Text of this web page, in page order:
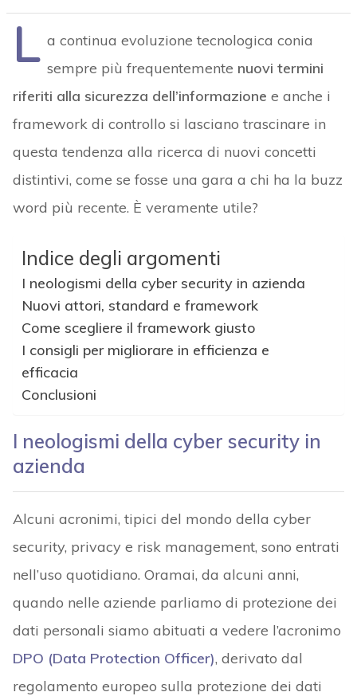
L a continua evoluzione tecnologica conia
sempre più frequentemente nuovi termini
riferiti alla sicurezza dell’informazione e anche i
framework di controllo si lasciano trascinare in
questa tendenza alla ricerca di nuovi concetti
distintivi, come se fosse una gara a chi ha la buzz
word più recente. È veramente utile?
Indice degli argomenti
I neologismi della cyber security in azienda
Nuovi attori, standard e framework
Come scegliere il framework giusto
I consigli per migliorare in efficienza e
efficacia
Conclusioni
I neologismi della cyber security in
azienda
Alcuni acronimi, tipici del mondo della cyber
security, privacy e risk management, sono entrati
nell’uso quotidiano. Oramai, da alcuni anni,
quando nelle aziende parliamo di protezione dei
dati personali siamo abituati a vedere l’acronimo
DPO (Data Protection Officer), derivato dal
regolamento europeo sulla protezione dei dati